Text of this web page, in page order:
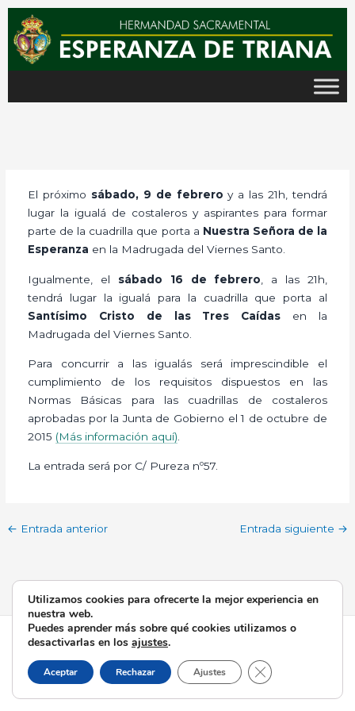
contenido
El próximo sábado, 9 de febrero y a las 21h, tendrá
lugar la igualá de costaleros y aspirantes para formar
parte de la cuadrilla que porta a Nuestra Señora de la
Esperanza en la Madrugada del Viernes Santo.
Igualmente, el sábado 16 de febrero , a las 21h,
tendrá lugar la igualá para la cuadrilla que porta al
Santísimo Cristo de las Tres Caídas en la
Madrugada del Viernes Santo.
Para concurrir a las igualás será imprescindible el
cumplimiento de los requisitos dispuestos en las
Normas Básicas para las cuadrillas de costaleros
aprobadas por la Junta de Gobierno el 1 de octubre de
2015 (Más información aquí)
La entrada será por C/ Pureza nº57.
← Entrada anterior Entrada siguiente →
Todos los derechos © 2026 Esperanza de Triana | Funciona
gracias aTema Astra para WordPress
Utilizamos cookies para ofrecerte la mejor experiencia en
nuestra web.
Puedes aprender más sobre qué cookies utilizamos o
desactivarlas en los ajustes.
Aceptar Rechazar Ajustes Cerrar el banner